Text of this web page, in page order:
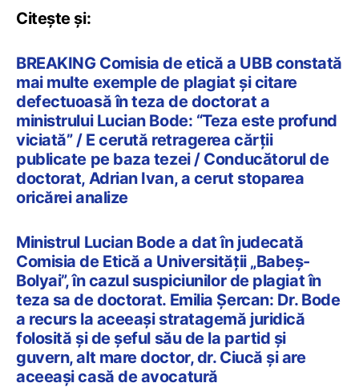
Citește și:
BREAKING Comisia de etică a UBB constată
mai multe exemple de plagiat și citare
defectuoasă în teza de doctorat a
ministrului Lucian Bode: “Teza este profund
viciată” / E cerută retragerea cărții
publicate pe baza tezei / Conducătorul de
doctorat, Adrian Ivan, a cerut stoparea
oricărei analize
Ministrul Lucian Bode a dat în judecată
Comisia de Etică a Universității „Babeș-
Bolyai”, în cazul suspiciunilor de plagiat în
teza sa de doctorat. Emilia Șercan: Dr. Bode
a recurs la aceeași stratagemă juridică
folosită și de șeful său de la partid și
guvern, alt mare doctor, dr. Ciucă și are
aceeași casă de avocatură